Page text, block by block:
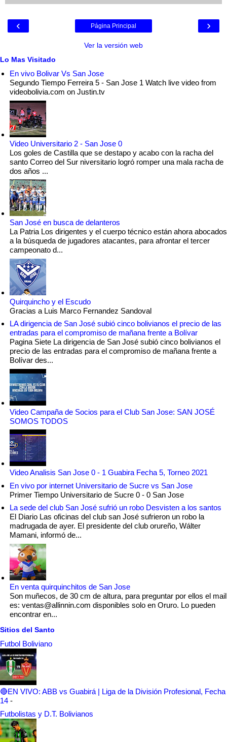
‹ ›
Página Principal
Ver la versión web
Lo Mas Visitado
En vivo Bolivar Vs San Jose
Segundo Tiempo Ferreira 5 - San Jose 1 Watch live video from
videobolivia.com on Justin.tv
Video Universitario 2 - San Jose 0
Los goles de Castilla que se destapo y acabo con la racha del
santo Correo del Sur niversitario logró romper una mala racha de
dos años ...
San José en busca de delanteros
La Patria Los dirigentes y el cuerpo técnico están ahora abocados
a la búsqueda de jugadores atacantes, para afrontar el tercer
campeonato d...
Quirquincho y el Escudo
Gracias a Luis Marco Fernandez Sandoval
LA dirigencia de San José subió cinco bolivianos el precio de las
entradas para el compromiso de mañana frente a Bolívar
Pagina Siete La dirigencia de San José subió cinco bolivianos el
precio de las entradas para el compromiso de mañana frente a
Bolívar des...
Video Campaña de Socios para el Club San Jose: SAN JOSÉ
SOMOS TODOS
Video Analisis San Jose 0 - 1 Guabira Fecha 5, Torneo 2021
En vivo por internet Universitario de Sucre vs San Jose
Primer Tiempo Universitario de Sucre 0 - 0 San Jose
La sede del club San José sufrió un robo Desvisten a los santos
El Diario Las oficinas del club san José sufrieron un robo la
madrugada de ayer. El presidente del club orureño, Wálter
Mamani, informó de...
En venta quirquinchitos de San Jose
Son muñecos, de 30 cm de altura, para preguntar por ellos el mail
es: ventas@allinnin.com disponibles solo en Oruro. Lo pueden
encontrar en...
Sitios del Santo
Futbol Boliviano
🔴EN VIVO: ABB vs Guabirá | Liga de la División Profesional, Fecha
14 -
Futbolistas y D.T. Bolivianos